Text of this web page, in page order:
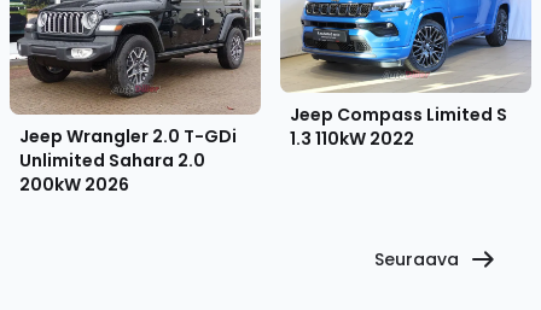
Jeep Wrangler 2.0 T-GDi
Unlimited Sahara 2.0
200kW 2026
Jeep Compass Limited S
1.3 110kW 2022
Seuraava